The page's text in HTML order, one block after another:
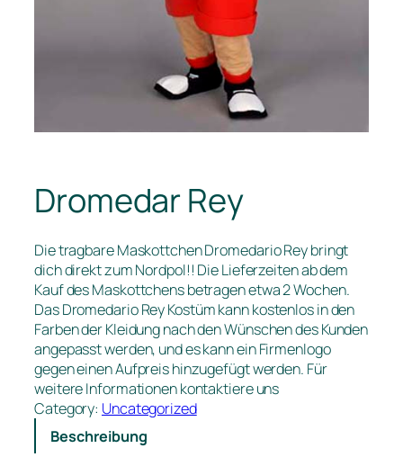
Dromedar Rey
Die tragbare Maskottchen Dromedario Rey bringt
dich direkt zum Nordpol!! Die Lieferzeiten ab dem
Kauf des Maskottchens betragen etwa 2 Wochen.
Das Dromedario Rey Kostüm kann kostenlos in den
Farben der Kleidung nach den Wünschen des Kunden
angepasst werden, und es kann ein Firmenlogo
gegen einen Aufpreis hinzugefügt werden. Für
weitere Informationen kontaktiere uns
Category: Uncategorized
Beschreibung